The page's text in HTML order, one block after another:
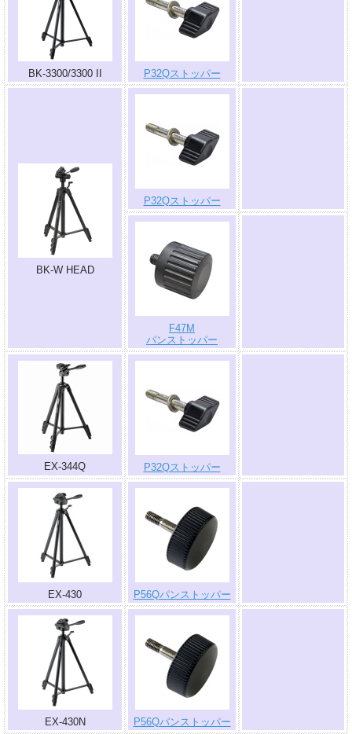
BK-3300/3300 II P32Qストッパー
BK-W HEAD
P32Qストッパー
F47M
パンストッパー
EX-344Q P32Qストッパー
EX-430 P56Qパンストッパー
EX-430N P56Qパンストッパー